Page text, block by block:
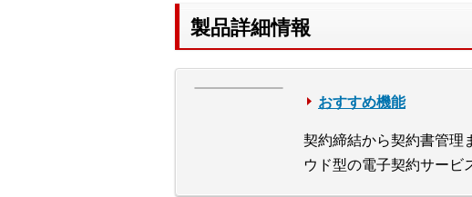
製品詳細情報
おすすめ機能
契約締結から契約書管理
ウド型の電子契約サービ